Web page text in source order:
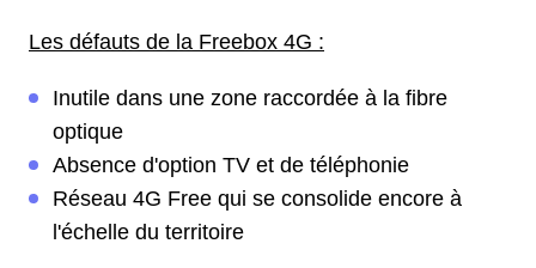
Les défauts de la Freebox 4G :
Inutile dans une zone raccordée à la fibre
optique
Absence d'option TV et de téléphonie
Réseau 4G Free qui se consolide encore à
l'échelle du territoire